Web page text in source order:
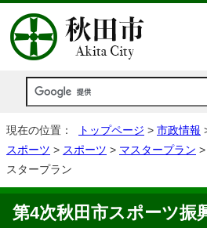
現在の位置： トップページ > 市政情報
スポーツ > スポーツ > マスタープラン
スタープラン
第4次秋田市スポーツ振